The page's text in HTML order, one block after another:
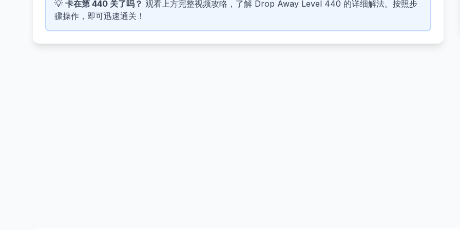
💡 卡在第 440 关了吗？ 观看上方完整视频攻略，了解 Drop Away Level 440 的详细解法。按照步
骤操作，即可迅速通关！